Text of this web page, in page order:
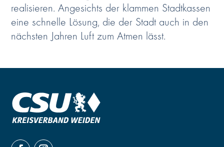
realisieren. Angesichts der klammen Stadtkassen
eine schnelle Lösung, die der Stadt auch in den
nächsten Jahren Luft zum Atmen lässt.